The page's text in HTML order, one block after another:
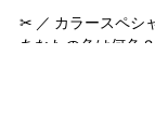
✂︎ ／ カラースペシ
あなたの色は何色